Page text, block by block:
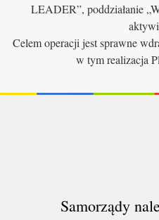
LEADER”, poddziałanie
Celem operacji jest sprawne
w tym realizacja
Samorządy